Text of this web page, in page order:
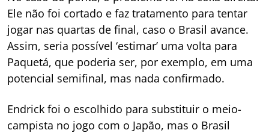
Ele não foi cortado e faz tratamento para tentar
jogar nas quartas de final, caso o Brasil avance.
Assim, seria possível ‘estimar’ uma volta para
Paquetá, que poderia ser, por exemplo, em uma
potencial semifinal, mas nada confirmado.
Endrick foi o escolhido para substituir o meio-
campista no jogo com o Japão, mas o Brasil